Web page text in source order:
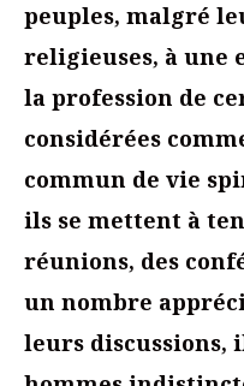
peuples, malgré
religieuses, à
la profession de
considérées
commun de vie
ils se mettent à
réunions, des
un nombre
leurs discussions,